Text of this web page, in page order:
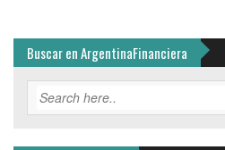
Buscar en ArgentinaFinanciera